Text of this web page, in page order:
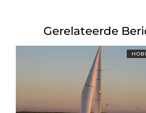
Gerelateerde